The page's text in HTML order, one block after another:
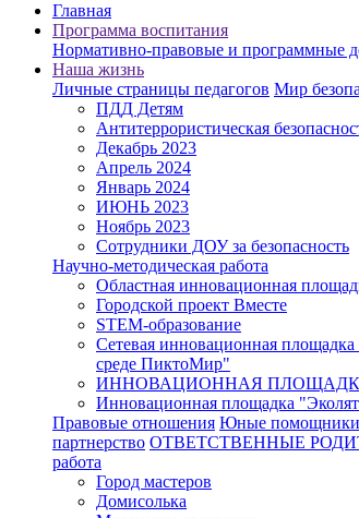
Главная
Программа воспитания
Нормативно-правовые и программные
Наша жизнь
Личные страницы педагогов Мир
ПДД Детям
Антитеррористическая
Декабрь 2023
Апрель 2024
Январь 2024
ИЮНЬ 2023
Ноябрь 2023
Сотрудники ДОУ за безопасность
Научно-методическая работа
Областная инновационная
Городской проект Вместе
STEM-образование
Сетевая инновационная
среде ПиктоМир"
ИННОВАЦИОННАЯ
Инновационная площадка
Правовые отношения Юные помощники
партнерство ОТВЕТСТВЕННЫЕ
работа
Город мастеров
Домисолька